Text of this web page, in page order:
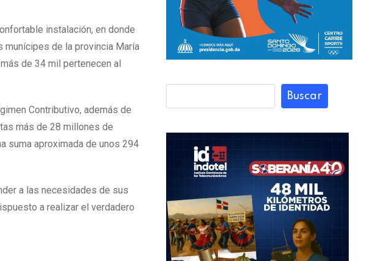
instalación, en donde
de la provincia María
de 34 mil pertenecen al
Contributivo, además de
más de 28 millones de
suma aproximada de unos 294
a las necesidades de sus
a realizar el verdadero
Buscar